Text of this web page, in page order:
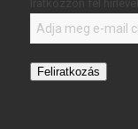
Feliratkozás